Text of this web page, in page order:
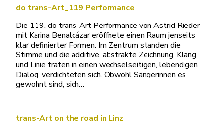
do trans-Art_119 Performance
Die 119. do trans-Art Performance von Astrid Rieder
mit Karina Benalcázar eröffnete einen Raum jenseits
klar definierter Formen. Im Zentrum standen die
Stimme und die additive, abstrakte Zeichnung. Klang
und Linie traten in einen wechselseitigen, lebendigen
Dialog, verdichteten sich. Obwohl Sängerinnen es
gewohnt sind, sich…
trans-Art on the road in Linz